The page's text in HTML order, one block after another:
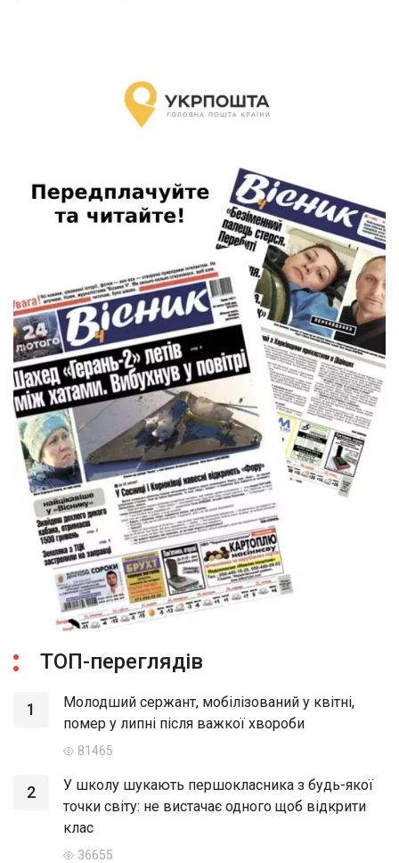
ТОП-переглядів
1
Молодший сержант, мобілізований у квітні,
помер у липні після важкої хвороби
81465
2
У школу шукають першокласника з будь-якої
точки світу: не вистачає одного щоб відкрити
клас
36655